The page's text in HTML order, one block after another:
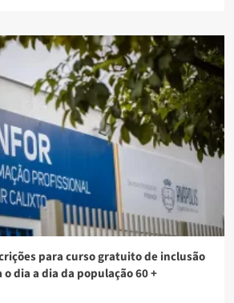
para curso gratuito de inclusão
dia a dia da população 60 +